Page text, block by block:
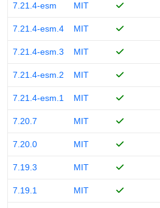
7.21.4-esm MIT
7.21.4-esm.4 MIT
7.21.4-esm.3 MIT
7.21.4-esm.2 MIT
7.21.4-esm.1 MIT
7.20.7 MIT
7.20.0 MIT
7.19.3 MIT
7.19.1 MIT